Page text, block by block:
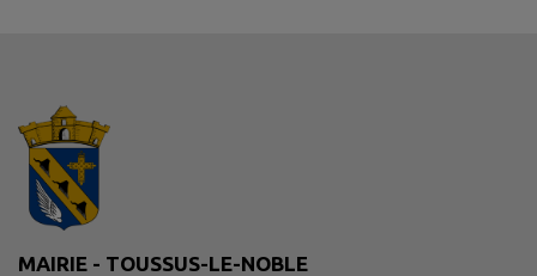
MAIRIE - TOUSSUS-LE-NOBLE